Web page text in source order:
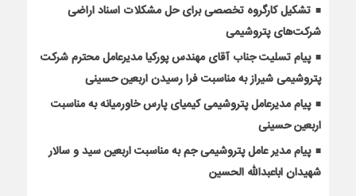
تشکیل کارگروه تخصصی برای حل مشکلات اسناد اراضی
شرکت‌های پتروشیمی
پیام تسلیت جناب آقای مهندس پوركیا مدیرعامل محترم شركت
پتروشیمی شیراز به مناسبت فرا رسیدن اربعین حسینی
پیام مدیرعامل پتروشیمی کیمیای پارس خاورمیانه به مناسبت
اربعین حسینی
پیام مدیر عامل پتروشیمی جم به مناسبت اربعین سید و سالار
شهیدان اباعبدالله الحسین